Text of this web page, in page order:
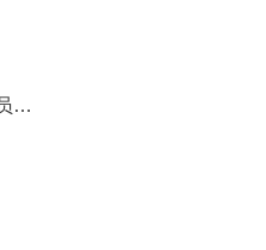
黑龙江省绿色食品科学研究院纪委召开廉洁教育系列活动动员大会暨 “纪检监察干部业务研学日”（扩大）学习会议